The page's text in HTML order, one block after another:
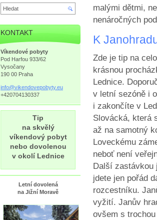
malými dětmi,
nenáročných
K
Zde je tip na
krásnou
Lednice.
v letní sezóně i
i zakončíte v
Slovácká, která
až na samotný
Loveckému
neboť není
Další zastávkou
jdete jen pořád
rozcestníku.
vyžití. Janův
ovšem s
KONTAKT
Víkendové pobyty
Pod Harfou 933/62
Vysočany
190 00 Praha
info@vikendovepobyty.eu
+420704130337
Tip
na skvělý
víkendový pobyt
nebo dovolenou
v okolí Lednice
Letní dovolená
na Jižní Moravě